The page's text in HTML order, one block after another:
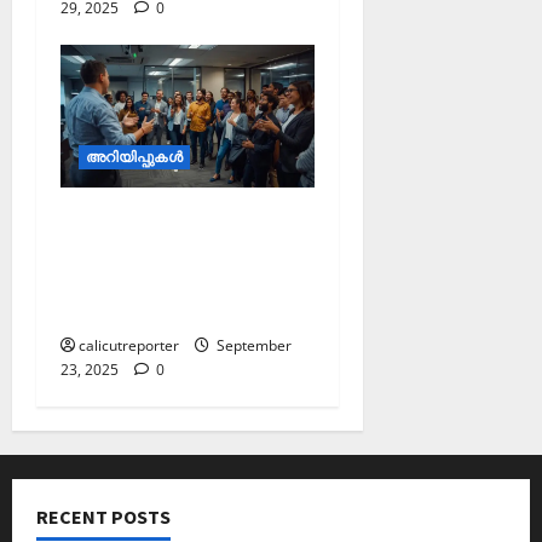
29, 2025 0
അറിയിപ്പുകള്‍
calicutreporter
September
23, 2025
0
RECENT POSTS